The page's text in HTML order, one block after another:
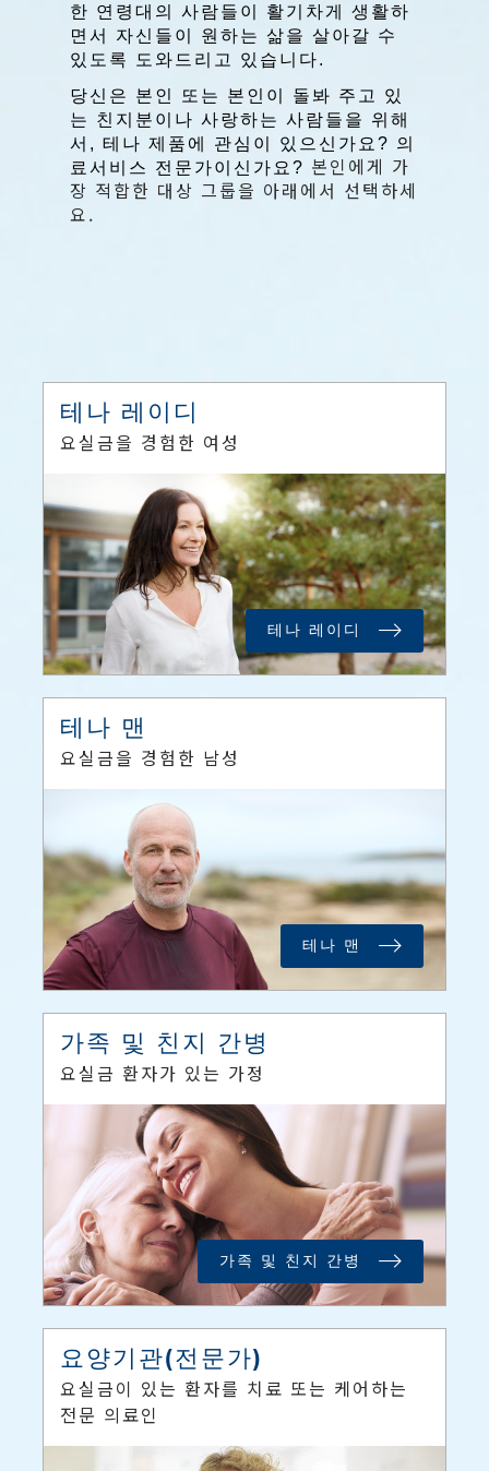
한 연령대의 사람들이 활기차게 생활하
면서 자신들이 원하는 삶을 살아갈 수
있도록 도와드리고 있습니다.
당신은 본인 또는 본인이 돌봐 주고 있
는 친지분이나 사랑하는 사람들을 위해
서 , 테나 제품에 관심이 있으신가요 ? 의
료서비스 전문가이신가요 ? 본인에게 가
장 적합한 대상 그룹을 아래에서 선택하세
요.
테나 레이디
요실금을 경험한 여성
테나 레이디
테나 맨
요실금을 경험한 남성
테나 맨
가족 및 친지 간병
요실금 환자가 있는 가정
가족 및 친지 간병
요양기관(전문가)
요실금이 있는 환자를 치료 또는 케어하는
전문 의료인